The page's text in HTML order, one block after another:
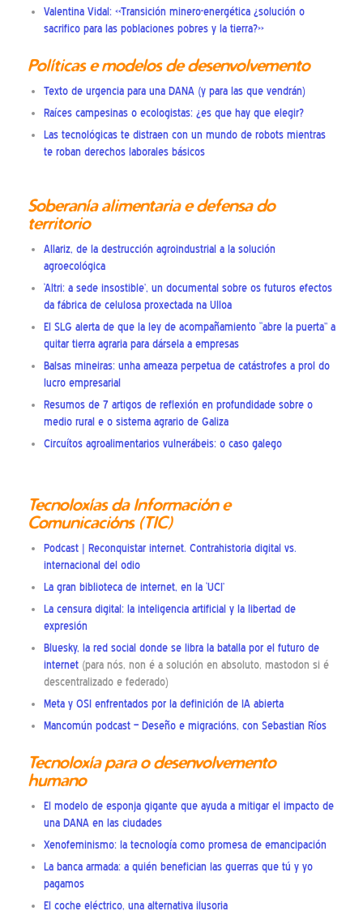
Valentina Vidal: «Transición minero-energética ¿solución o
sacrifico para las poblaciones pobres y la tierra?»
Políticas e modelos de desenvolvemento
Texto de urgencia para una DANA (y para las que vendrán)
Raíces campesinas o ecologistas: ¿es que hay que elegir?
Las tecnológicas te distraen con un mundo de robots mientras
te roban derechos laborales básicos
Soberanía alimentaria e defensa do
territorio
Allariz, de la destrucción agroindustrial a la solución
agroecológica
‘Altri: a sede insostible’, un documental sobre os futuros efectos
da fábrica de celulosa proxectada na Ulloa
El SLG alerta de que la ley de acompañamiento “abre la puerta” a
quitar tierra agraria para dársela a empresas
Balsas mineiras: unha ameaza perpetua de catástrofes a prol do
lucro empresarial
Resumos de 7 artigos de reflexión en profundidade sobre o
medio rural e o sistema agrario de Galiza
Circuítos agroalimentarios vulnerábeis: o caso galego
Tecnoloxías da Información e
Comunicacións (TIC)
Podcast | Reconquistar internet. Contrahistoria digital vs.
internacional del odio
La gran biblioteca de internet, en la ‘UCI’
La censura digital: la inteligencia artificial y la libertad de
expresión
Bluesky, la red social donde se libra la batalla por el futuro de
internet(para nós, non é a solución en absoluto, mastodon si é
descentralizado e federado)
Meta y OSI enfrentados por la definición de IA abierta
Mancomún podcast – Deseño e migracións, con Sebastian Ríos
Tecnoloxía para o desenvolvemento
humano
El modelo de esponja gigante que ayuda a mitigar el impacto de
una DANA en las ciudades
Xenofeminismo: la tecnología como promesa de emancipación
La banca armada: a quién benefician las guerras que tú y yo
pagamos
El coche eléctrico, una alternativa ilusoria